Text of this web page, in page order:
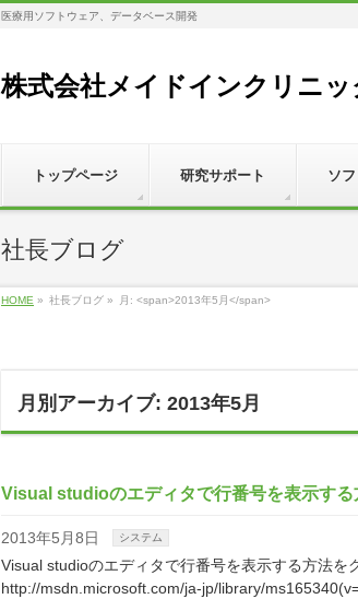
医療用ソフトウェア、データベース開発
株式会社メイドインクリニッ
トップページ 研究サポート ソ
社長ブログ
HOME » 社長ブログ » 月: <span>2013年5月</span>
月別アーカイブ: 2013年5月
Visual studioのエディタで行番号を表示する
2013年5月8日 システム
Visual studioのエディタで行番号を表示する方法を
http://msdn.microsoft.com/ja-jp/library/